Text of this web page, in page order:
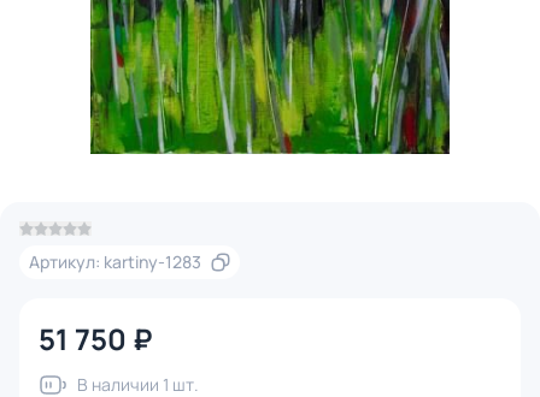
Артикул: kartiny-1283
51 750 ₽
В наличии 1 шт.